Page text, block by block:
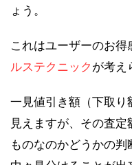
ょう。
これはユーザーのお
ルステクニック が考え
一見値引き額（下取り
見えますが、その査
ものなのかどうかの